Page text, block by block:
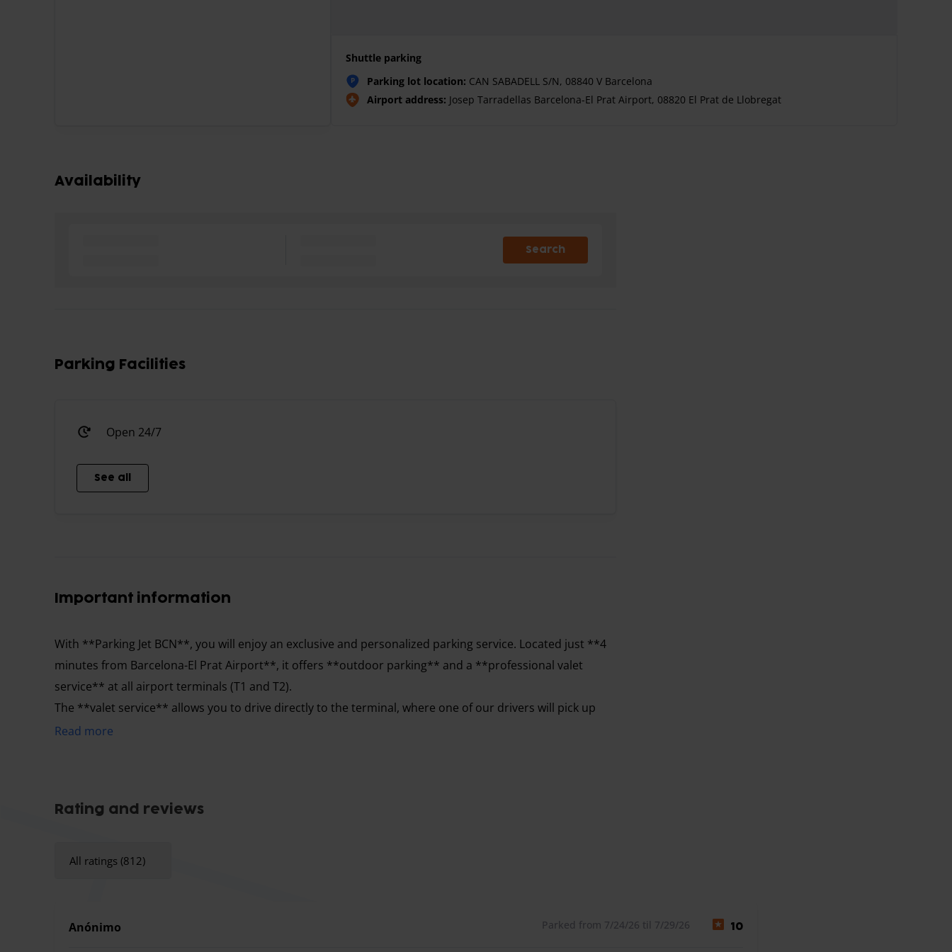
Shuttle parking
P Parking lot location: CAN SABADELL S/N, 08840 V Barcelona
Airport address: Josep Tarradellas Barcelona-El Prat Airport, 08820 El Prat de Llobregat
Availability
Search
Parking Facilities
Open 24/7
See all
Important information
With **Parking Jet BCN**, you will enjoy an exclusive and personalized parking service. Located just **4
minutes from Barcelona-El Prat Airport**, it offers **outdoor parking** and a **professional valet
service** at all airport terminals (T1 and T2).
The **valet service** allows you to drive directly to the terminal, where one of our drivers will pick up
your vehicle and take it to a secure parking facility. Upon your return, your car will be returned to you at
Important information:
We are not responsible for valuables left inside the car. If you are carrying valuables, please notify the
the airline.
Read more
Rating and reviews
All ratings (812)
Anónimo Parked from 7/24/26 til 7/29/26 10